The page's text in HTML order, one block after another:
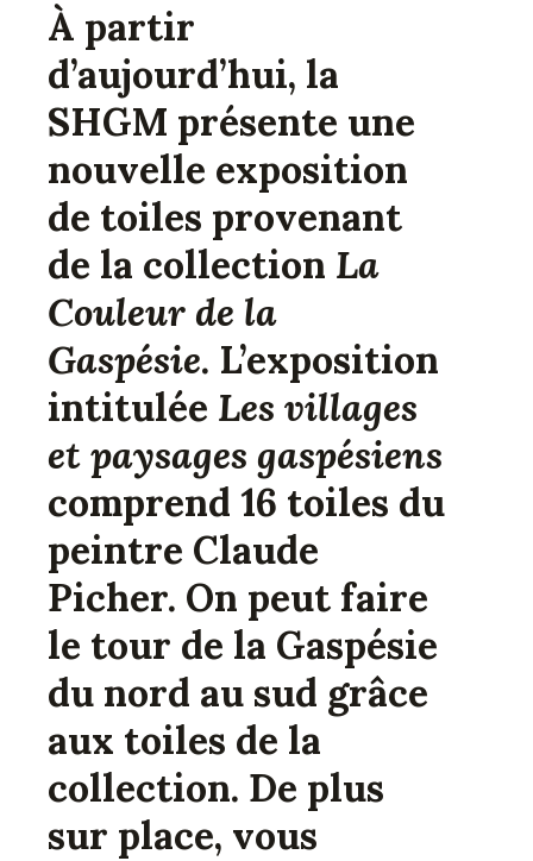
À partir
d’aujourd’hui, la
SHGM présente une
nouvelle exposition
de toiles provenant
de la collection La
Couleur de la
Gaspésie. L’exposition
intitulée Les villages
et paysages gaspésiens
comprend 16 toiles du
peintre Claude
Picher. On peut faire
le tour de la Gaspésie
du nord au sud grâce
aux toiles de la
collection. De plus
sur place, vous